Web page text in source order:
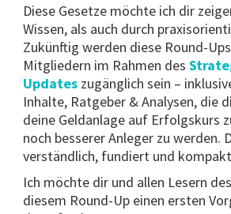
Diese Gesetze möchte ich dir
Wissen, als auch durch
Zukünftig werden diese Round-
Mitgliedern im Rahmen des
Updates zugänglich sein –
Inhalte, Ratgeber & Analysen, die
deine Geldanlage auf Erfolgskurs
noch besserer Anleger zu werden.
verständlich, fundiert und
Ich möchte dir und allen Lesern
diesem Round-Up einen ersten